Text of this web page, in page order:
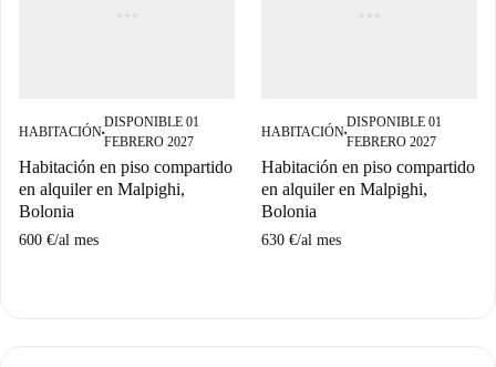
HABITACIÓN■
DISPONIBLE 01
FEBRERO 2027
Habitación en piso compartido
en alquiler en Malpighi,
Bolonia
600 €/al mes
HABITACIÓN■
DISPONIBLE 01
FEBRERO 2027
Habitación en piso compartido
en alquiler en Malpighi,
Bolonia
630 €/al mes